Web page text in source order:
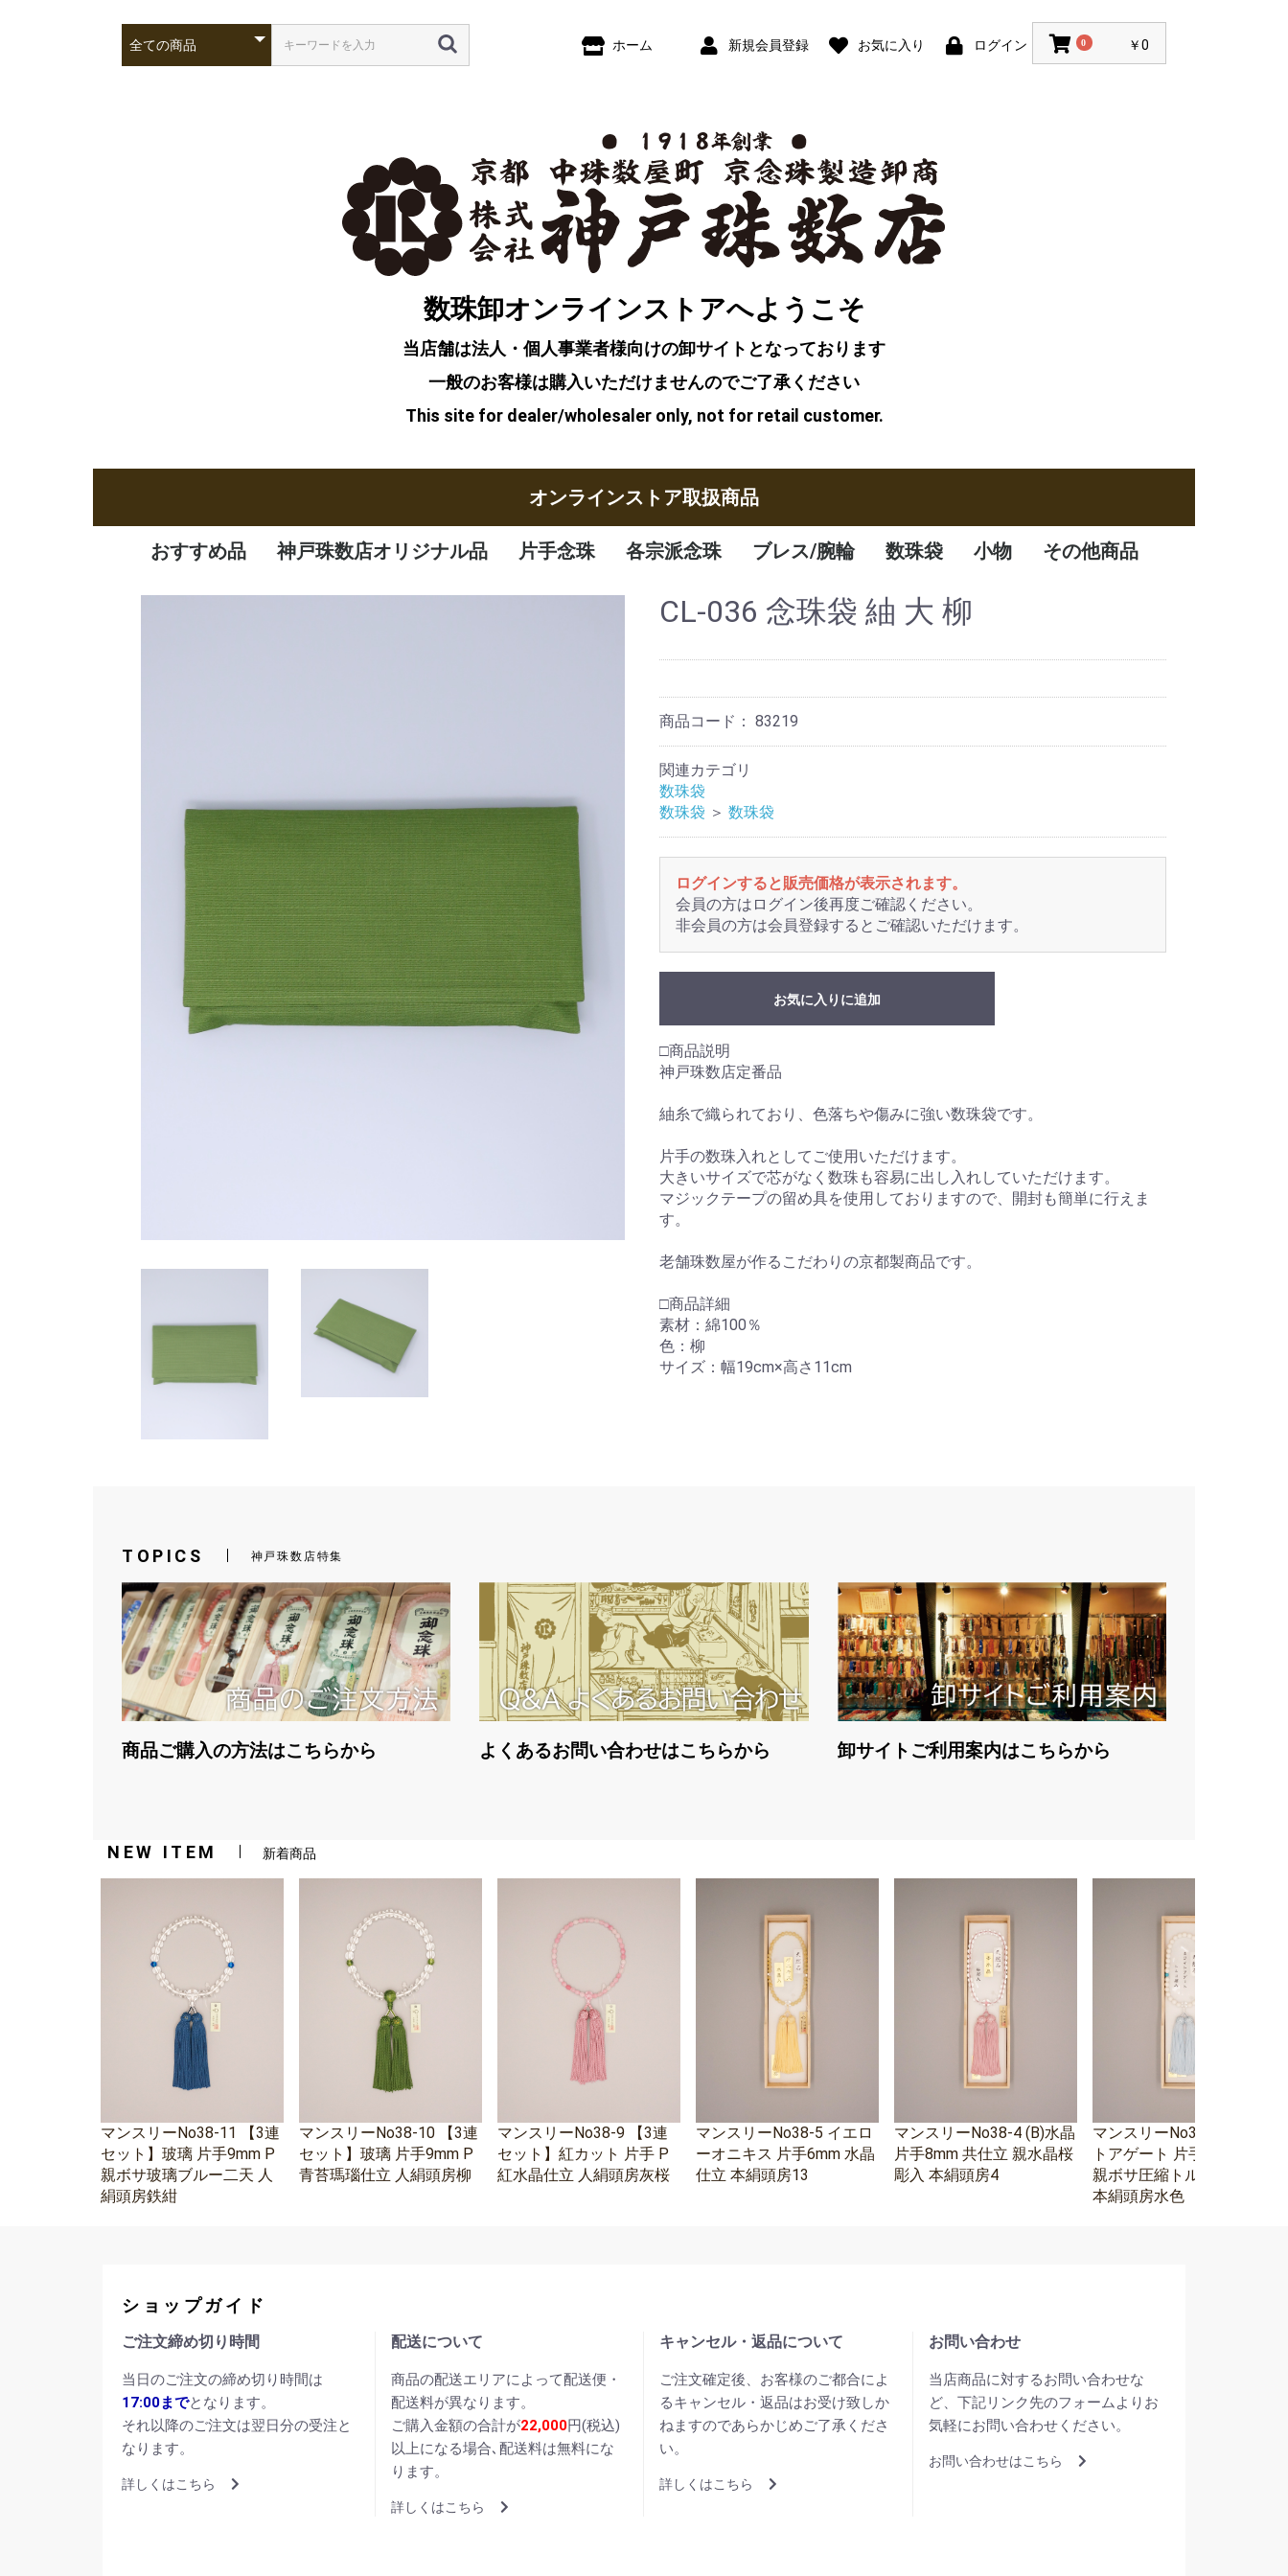
ホーム 新規会員登録 お気に入り ログイン 0 ￥0
数珠卸オンラインストアへようこそ
当店舗は法人・個人事業者様向けの卸サイトとなっております
一般のお客様は購入いただけませんのでご了承ください
This site for dealer/wholesaler only, not for retail customer.
オンラインストア取扱商品
おすすめ品
新商品
定番品
逸品
特価品
神戸珠数店オリジナル品
オリジナル品
一凛
清水焼
片手念珠
女性
男性
子供
各宗派念珠
曹洞宗
臨済宗
天台宗
真言宗
日蓮宗
浄土宗
浄土真宗
ブレス/腕輪
腕輪
ブレスレット
数珠袋
数珠袋
ふくさ
小物 その他商品
CL-036 念珠袋 紬 大 柳
商品コード： 83219
関連カテゴリ
数珠袋
数珠袋 ＞ 数珠袋
ログインすると販売価格が表示されます。
会員の方はログイン後再度ご確認ください。
非会員の方は会員登録するとご確認いただけます。
お気に入りに追加
□商品説明
神戸珠数店定番品
紬糸で織られており、色落ちや傷みに強い数珠袋です。
片手の数珠入れとしてご使用いただけます。
大きいサイズで芯がなく数珠も容易に出し入れしていただけます。
マジックテープの留め具を使用しておりますので、開封も簡単に行えま
す。
老舗珠数屋が作るこだわりの京都製商品です。
□商品詳細
素材：綿100％
色：柳
サイズ：幅19cm×高さ11cm
TOPICS 神戸珠数店特集
商品ご購入の方法はこちらから よくあるお問い合わせはこちらから 卸サイトご利用案内はこちらから
NEW ITEM 新着商品
マンスリーNo38-11 【3連
セット】玻璃 片手9mm P
親ボサ玻璃ブルー二天 人
絹頭房鉄紺
マンスリーNo38-10 【3連
セット】玻璃 片手9mm P
青苔瑪瑙仕立 人絹頭房柳
マンスリーNo38-9 【3連
セット】紅カット 片手 P
紅水晶仕立 人絹頭房灰桜
マンスリーNo38-5 イエロ
ーオニキス 片手6mm 水晶
仕立 本絹頭房13
マンスリーNo38-4 (B)水晶
片手8mm 共仕立 親水晶桜
彫入 本絹頭房4
マンスリーNo38-3 ホワイ
トアゲート 片手8mm 水晶
親ボサ圧縮トルコ石二天
本絹頭房水色
ショップガイド
ご注文締め切り時間
当日のご注文の締め切り時間は
17:00までとなります。
それ以降のご注文は翌日分の受注と
なります。
詳しくはこちら
配送について
商品の配送エリアによって配送便・
配送料が異なります。
ご購入金額の合計が22,000円(税込)
以上になる場合､配送料は無料にな
ります。
詳しくはこちら
キャンセル・返品について
ご注文確定後、お客様のご都合によ
るキャンセル・返品はお受け致しか
ねますのであらかじめご了承くださ
い。
詳しくはこちら
お問い合わせ
当店商品に対するお問い合わせな
ど、下記リンク先のフォームよりお
気軽にお問い合わせください。
お問い合わせはこちら